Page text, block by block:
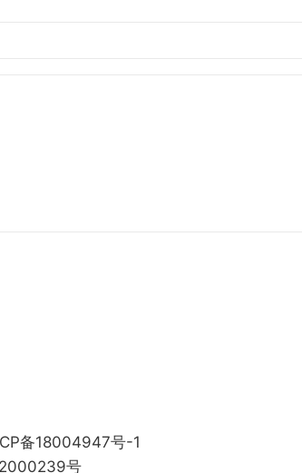
备18004947号-1
号